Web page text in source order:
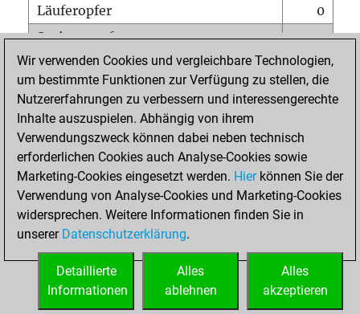
Läuferopfer
0
Springeropfer
3
Bauernopfer
2
Matt auf vollem Brett
0
Bauer setzt Matt
Erstickte Matts
Unterverwandlungen
0
Türme auf der siebten
0
STARTSEITE
Wir verwenden Cookies und vergleichbare Technologien,
um bestimmte Funktionen zur Verfügung zu stellen, die
Nutzererfahrungen zu verbessern und interessengerechte
Inhalte auszuspielen. Abhängig von ihrem
Verwendungszweck können dabei neben technisch
erforderlichen Cookies auch Analyse-Cookies sowie
Marketing-Cookies eingesetzt werden. Hierkönnen Sie der
Verwendung von Analyse-Cookies und Marketing-Cookies
widersprechen. Weitere Informationen finden Sie in
unserer Datenschutzerklärung.
Alles
akzeptieren
Alles
ablehnen
Detaillierte
Informationen